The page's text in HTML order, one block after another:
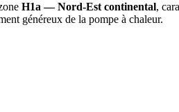
H1a — Nord-Est continental,
généreux de la pompe à chaleur.